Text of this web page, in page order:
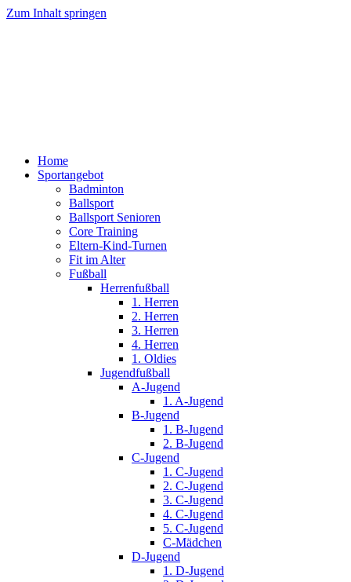
Zum Inhalt springen
Home
Sportangebot
Badminton
Ballsport
Ballsport Senioren
Core Training
Eltern-Kind-Turnen
Fit im Alter
Fußball
Herrenfußball
1. Herren
2. Herren
3. Herren
4. Herren
1. Oldies
Jugendfußball
A-Jugend
1. A-Jugend
B-Jugend
1. B-Jugend
2. B-Jugend
C-Jugend
1. C-Jugend
2. C-Jugend
3. C-Jugend
4. C-Jugend
5. C-Jugend
C-Mädchen
D-Jugend
1. D-Jugend